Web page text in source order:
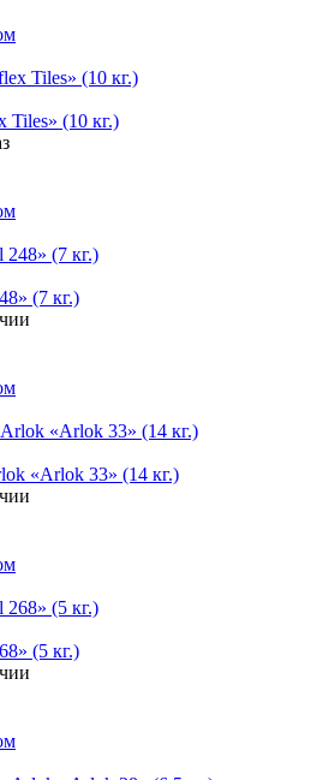
Tiles» (10 кг.)
(7 кг.)
«Arlok 33» (14 кг.)
(5 кг.)